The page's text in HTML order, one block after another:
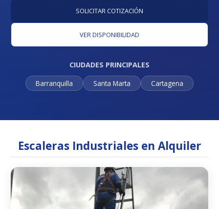
SOLICITAR COTIZACIÓN
VER DISPONIBILIDAD
CIUDADES PRINCIPALES
Barranquilla
Santa Marta Cartagena
Escaleras Industriales en Alquiler